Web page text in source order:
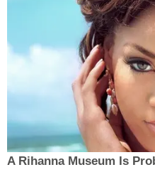
A Rihanna Museum Is